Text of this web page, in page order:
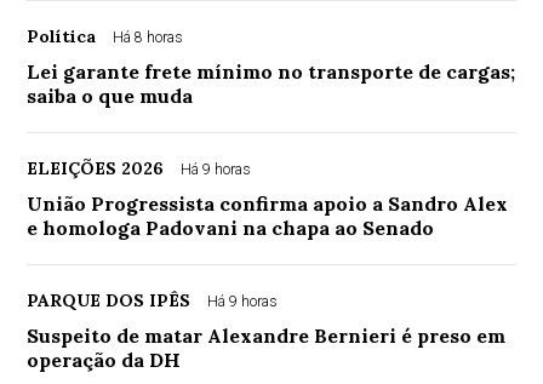
Política Há 8 horas
Lei garante frete mínimo no transporte de cargas;
saiba o que muda
ELEIÇÕES 2026 Há 9 horas
União Progressista confirma apoio a Sandro Alex
e homologa Padovani na chapa ao Senado
PARQUE DOS IPÊS Há 9 horas
Suspeito de matar Alexandre Bernieri é preso em
operação da DH